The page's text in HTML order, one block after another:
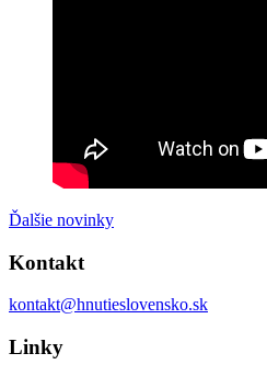
Ďalšie novinky
Kontakt
kontakt@hnutieslovensko.sk
Linky